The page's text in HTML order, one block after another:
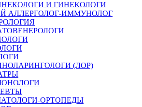
И ГИНЕКОЛОГИ
АЛЛЕРГОЛОГ-ИММУНОЛОГ
(ЛОР)
ОРТОПЕДЫ